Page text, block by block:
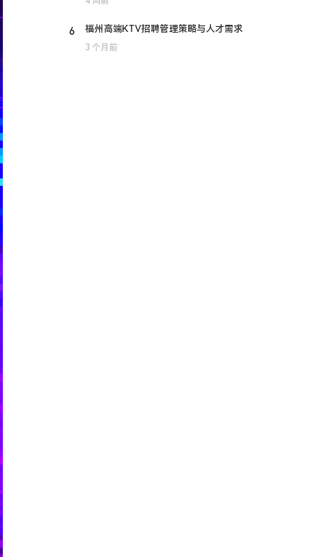
6 福州高端KTV招聘管理策略与人才需求
3 个月前